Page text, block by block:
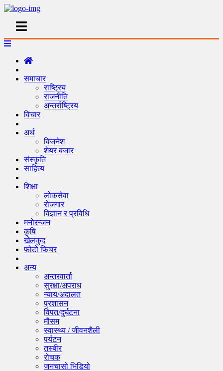
समाचार
राष्ट्रिय
राजनीति
अन्तर्राष्ट्रिय
विचार
अर्थ
विजनेश
शेयर बजार
संस्कृति
साहित्य
शिक्षा
लोकसेवा
रोजगार
विज्ञान र प्रविधि
मनोरन्जन
कृषि
खेलकुद
फोटो फिचर
अन्य
अन्तरवार्ता
सुरक्षा/अपराध
न्याय/अदालत
प्रशासन
विपत/दुर्घटना
मौसम
स्वास्थ्य / जीवनशैली
पर्यटन
तस्बीर
रोचक
जनचासो भिडियो